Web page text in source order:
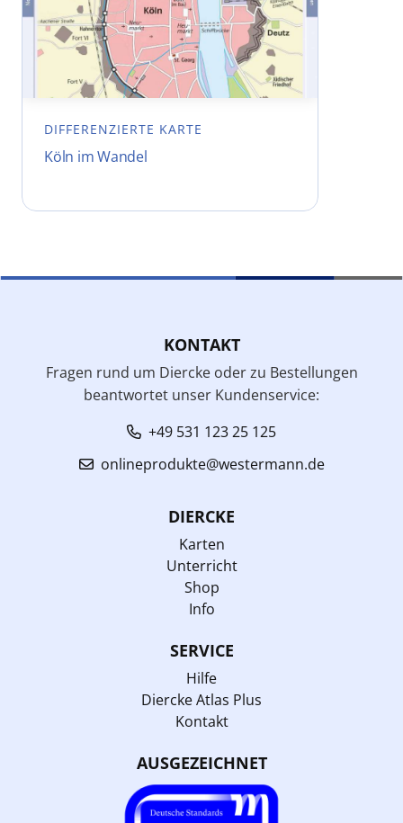
DIFFERENZIERTE KARTE
Köln im Wandel
KONTAKT
Fragen rund um Diercke oder zu Bestellungen
beantwortet unser Kundenservice:
+49 531 123 25 125
onlineprodukte@westermann.de
DIERCKE
Karten
Unterricht
Shop
Info
SERVICE
Hilfe
Diercke Atlas Plus
Kontakt
AUSGEZEICHNET